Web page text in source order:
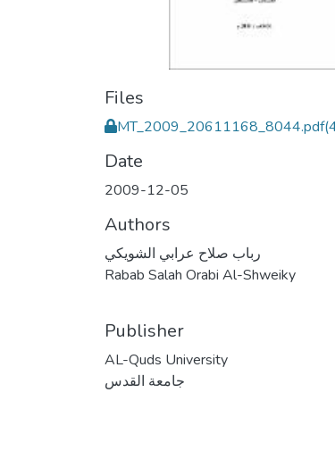
Files
MT_2009_20611168_8044.pdf
Date
2009-12-05
Authors
رباب صلاح عرابي الشويكي
Rabab Salah Orabi Al-Shweiky
Publisher
AL-Quds University
جامعة القدس